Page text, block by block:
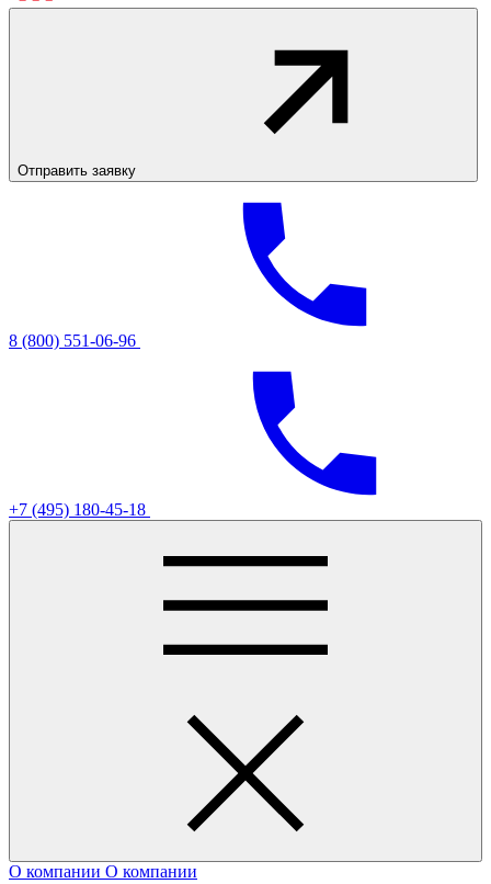
Отправить заявку
8 (800) 551-06-96
+7 (495) 180-45-18
О компании О компании